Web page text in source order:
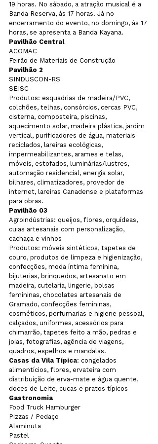
19 horas. No sábado, a atração musical é a
Banda Reserva, às 17 horas. Já no
encerramento do evento, no domingo, às 17
horas, se apresenta a Banda Kayana.
Pavilhão Central
ACOMAC
Feirão de Materiais de Construção
Pavilhão 2
SINDUSCON-RS
SEISC
Produtos: esquadrias de madeira/PVC,
colchões, telhas, consórcios, cercas PVC,
cisterna, composteira, piscinas,
aquecimento solar, madeira plástica, jardim
vertical, purificadores de água, materiais
reciclados, lareiras ecológicas,
impermeabilizantes, arames e telas,
móveis, estofados, luminárias/lustres,
automação residencial, energia solar,
bilhares, climatizadores, provedor de
internet, lareiras Canadense e plataformas
para obras.
Pavilhão 03
Agroindústrias: queijos, flores, orquídeas,
cuias artesanais com personalização,
cachaça e vinhos
Produtos: móveis sintéticos, tapetes de
couro, produtos de limpeza e higienização,
confecções, moda íntima feminina,
bijuterias, brinquedos, artesanato em
madeira, cutelaria, lingerie, bolsas
femininas, chocolates artesanais de
Gramado, confecções femininas,
cosméticos, perfumarias e higiene pessoal,
calçados, uniformes, acessórios para
chimarrão, tapetes feito a mão, pedras e
joias, fotografias, agência de viagens,
quadros, espelhos e mandalas.
Casas da Vila Típica: congelados
alimentícios, flores, ervateira com
distribuição de erva-mate e água quente,
doces de Leite, cucas e pratos típicos
Gastronomia
Food Truck Hamburger
Pizzas / Pedaço
Alaminuta
Pastel